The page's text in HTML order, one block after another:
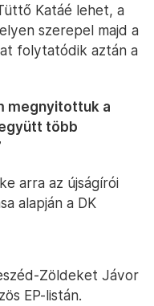
Katáé lehet, a
szerepel majd a
folytatódik aztán a
megnyitottuk a
több
arra az újságírói
alapján a DK
Zöldeket Jávor
EP-listán.